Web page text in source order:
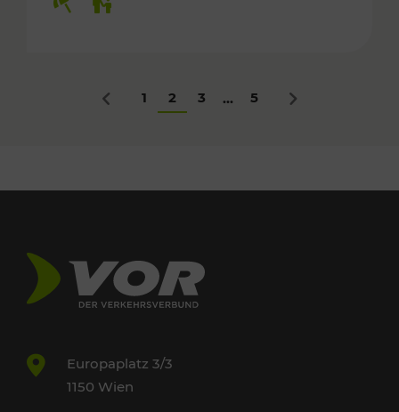
Zurück
1 2 3 ... 5 Nächstes
Europaplatz 3/3
1150 Wien